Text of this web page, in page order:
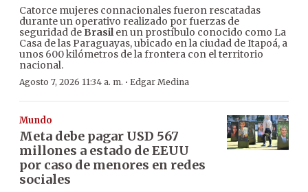
Catorce mujeres connacionales fueron rescatadas
durante un operativo realizado por fuerzas de
seguridad de Brasilen un prostíbulo conocido como La
Casa de las Paraguayas, ubicado en la ciudad de Itapoá, a
unos 600 kilómetros de la frontera con el territorio
nacional.
Agosto 7, 2026 11:34 a. m. · Edgar Medina
Mundo
Meta debe pagar USD 567
millones a estado de EEUU
por caso de menores en redes
sociales